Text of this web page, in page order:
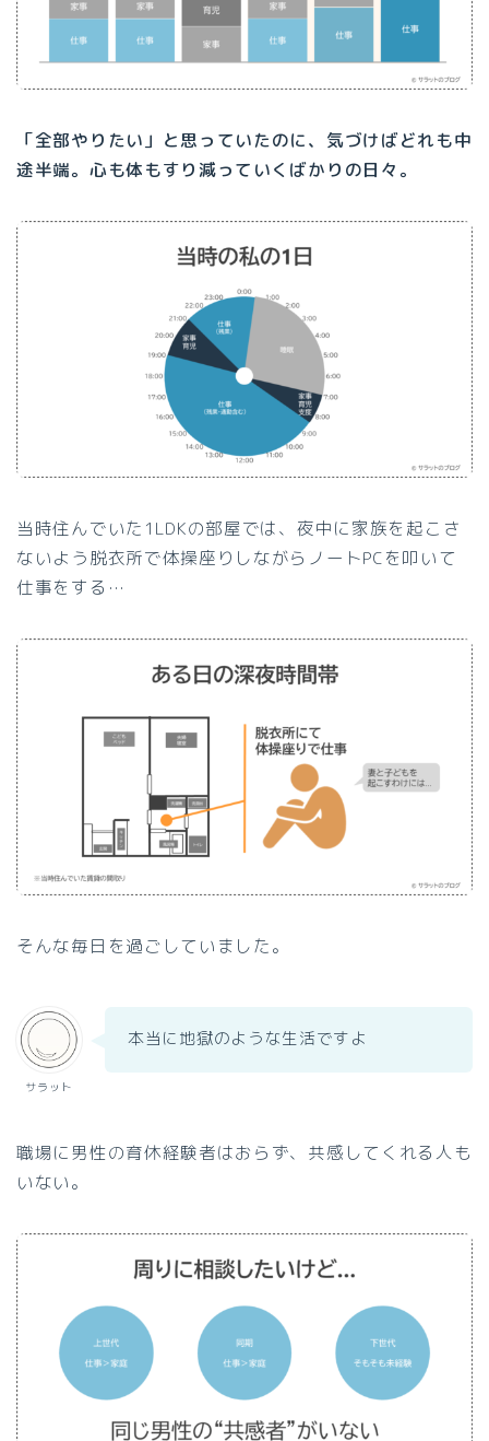
「全部やりたい」と思っていたのに、気づけばどれも中
途半端。心も体もすり減っていくばかりの日々。
当時住んでいた1LDKの部屋では、夜中に家族を起こさ
ないよう脱衣所で体操座りしながらノートPCを叩いて
仕事をする…
そんな毎日を過ごしていました。
サラット
本当に地獄のような生活ですよ
職場に男性の育休経験者はおらず、共感してくれる人も
いない。